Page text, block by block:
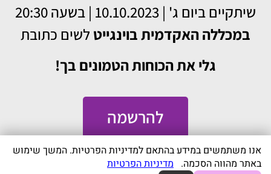
שיתקיים ביום ג' | 10.10.2023 | בשעה 20:30
במכללה האקדמית בוינגייט לשים כתובת
גלי את הכוחות הטמונים בך!
להרשמה
אנו משתמשים במידע בהתאם למדיניות הפרטיות. המשך שימוש
באתר מהווה הסכמה. מדיניות הפרטיות